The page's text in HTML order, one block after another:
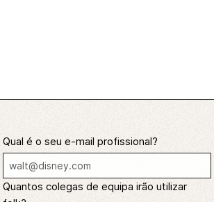
Qual é o seu e-mail profissional?
Quantos colegas de equipa irão utilizar